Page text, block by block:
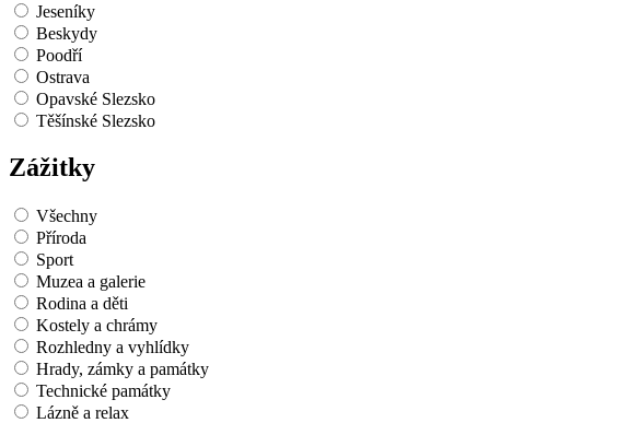
Jeseníky
Beskydy
Poodří
Ostrava
Opavské Slezsko
Těšínské Slezsko
Zážitky
Všechny
Příroda
Sport
Muzea a galerie
Rodina a děti
Kostely a chrámy
Rozhledny a vyhlídky
Hrady, zámky a památky
Technické památky
Lázně a relax